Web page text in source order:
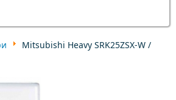
Mitsubishi Heavy SRK25ZSX-W /